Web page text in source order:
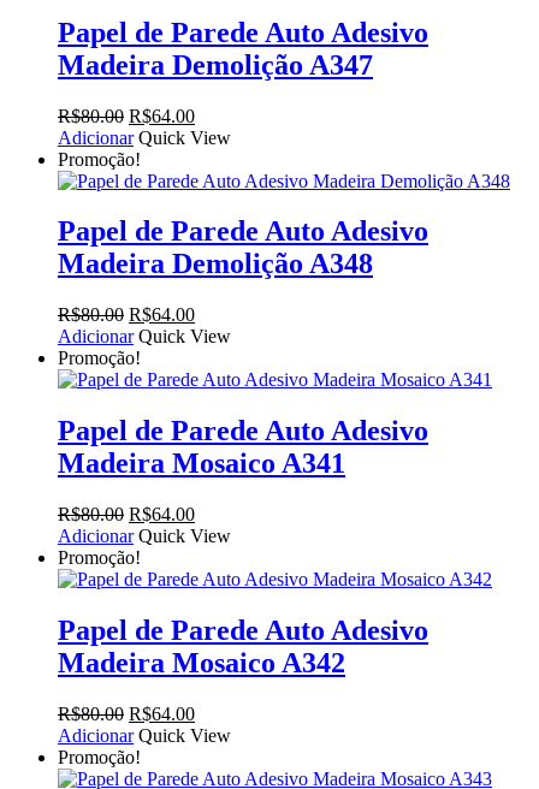
Papel de Parede Auto Adesivo
Madeira Demolição A347
R$80.00 O
preço
original
era:
R$64.00O
preço
é:
Adicionar Quick View
Promoção!
Papel de Parede Auto Adesivo
Madeira Demolição A348
R$80.00 O
preço
original
era:
R$64.00O
preço
é:
Adicionar Quick View
Promoção!
Papel de Parede Auto Adesivo
Madeira Mosaico A341
R$80.00 O
preço
original
era:
R$64.00O
preço
é:
Adicionar Quick View
Promoção!
Papel de Parede Auto Adesivo
Madeira Mosaico A342
R$80.00 O
preço
original
era:
R$64.00O
preço
é:
Adicionar Quick View
Promoção!